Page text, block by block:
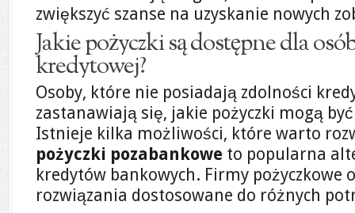
zwiększyć szanse na uzyskanie nowych
Jakie pożyczki są dostępne dla
kredytowej?
Osoby, które nie posiadają zdolności
zastanawiają się, jakie pożyczki mogą
Istnieje kilka możliwości, które warto
pożyczki pozabankowe to popularna
kredytów bankowych. Firmy pożyczkowe
rozwiązania dostosowane do różnych